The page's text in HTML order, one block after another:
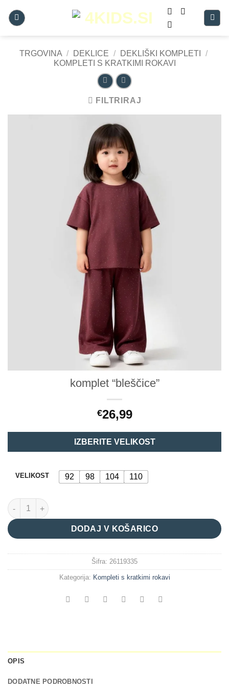
TRGOVINA / DEKLICE / DEKLIŠKI KOMPLETI
/
KOMPLETI S KRATKIMI ROKAVI
FILTRIRAJ
komplet “bleščice”
€26,99
IZBERITE VELIKOST
VELIKOST 92 98 104 110
komplet "bleščice" količina
DODAJ V KOŠARICO
Šifra: 26119335
Kategorija: Kompleti s kratkimi rokavi
OPIS
DODATNE PODROBNOSTI